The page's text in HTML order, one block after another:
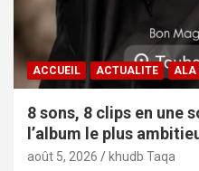
ACCUEIL ACTUALITE ALA
8 sons, 8 clips en une
l’album le plus
Only Love »
août 5, 2026 khudb Taqa